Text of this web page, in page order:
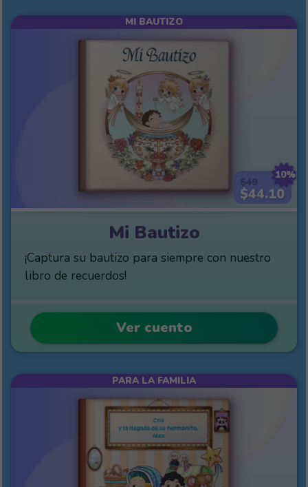
10%
$44.10
MI BAUTIZO
Mi Bautizo
¡Captura su bautizo para siempre con nuestro
libro de recuerdos!
Ver cuento
PARA LA FAMILIA